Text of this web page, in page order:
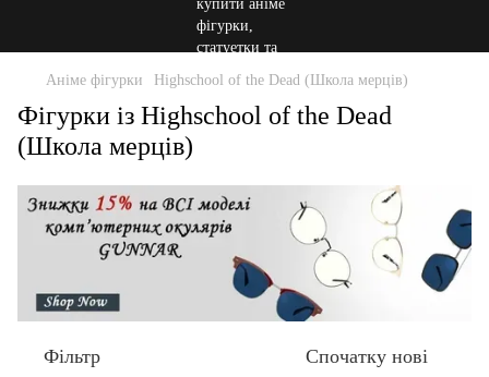
Аніме фігурки Highschool of the Dead (Школа мерців)
Фігурки із Highschool of the Dead
(Школа мерців)
Фільтр Спочатку нові